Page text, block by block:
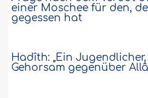
einer Moschee für den,
gegessen hat
Hadîth: „Ein
Gehorsam gegenüber